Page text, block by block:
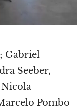
Gabriel
Seeber,
Pombo